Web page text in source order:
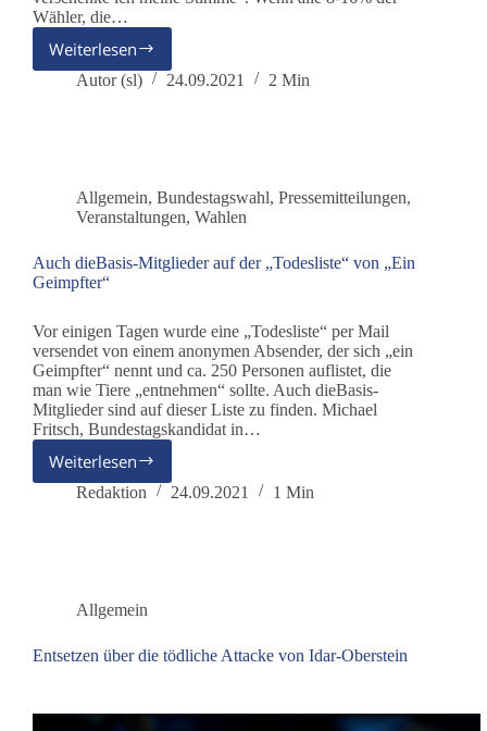
Wähler, die…
Weiterlesen
Wer
verschenkt
Autor (sl) 24.09.2021 2 Min
Allgemein, Bundestagswahl, Pressemitteilungen,
Veranstaltungen, Wahlen
Auch dieBasis-Mitglieder auf der „Todesliste“ von „Ein
Geimpfter“
Vor einigen Tagen wurde eine „Todesliste“ per Mail
versendet von einem anonymen Absender, der sich „ein
Geimpfter“ nennt und ca. 250 Personen auflistet, die
man wie Tiere „entnehmen“ sollte. Auch dieBasis-
Mitglieder sind auf dieser Liste zu finden. Michael
Fritsch, Bundestagskandidat in…
Weiterlesen
Auch
dieBasis-
von
„Ein
Geimpfter“
Redaktion 24.09.2021 1 Min
Allgemein
Entsetzen über die tödliche Attacke von Idar-Oberstein